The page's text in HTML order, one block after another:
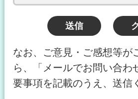
なお、ご意見・ご感想等が
ら、「メールでお問い合わ
要事項を記載のうえ、送信